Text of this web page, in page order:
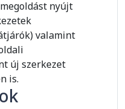
nyújt
valamint
új szerkezet
is.